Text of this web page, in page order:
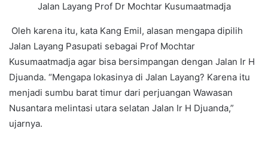
Jalan Layang Prof Dr Mochtar Kusumaatmadja
Oleh karena itu, kata Kang Emil, alasan mengapa dipilih
Jalan Layang Pasupati sebagai Prof Mochtar
Kusumaatmadja agar bisa bersimpangan dengan Jalan Ir H
Djuanda. “Mengapa lokasinya di Jalan Layang? Karena itu
menjadi sumbu barat timur dari perjuangan Wawasan
Nusantara melintasi utara selatan Jalan Ir H Djuanda,”
ujarnya.